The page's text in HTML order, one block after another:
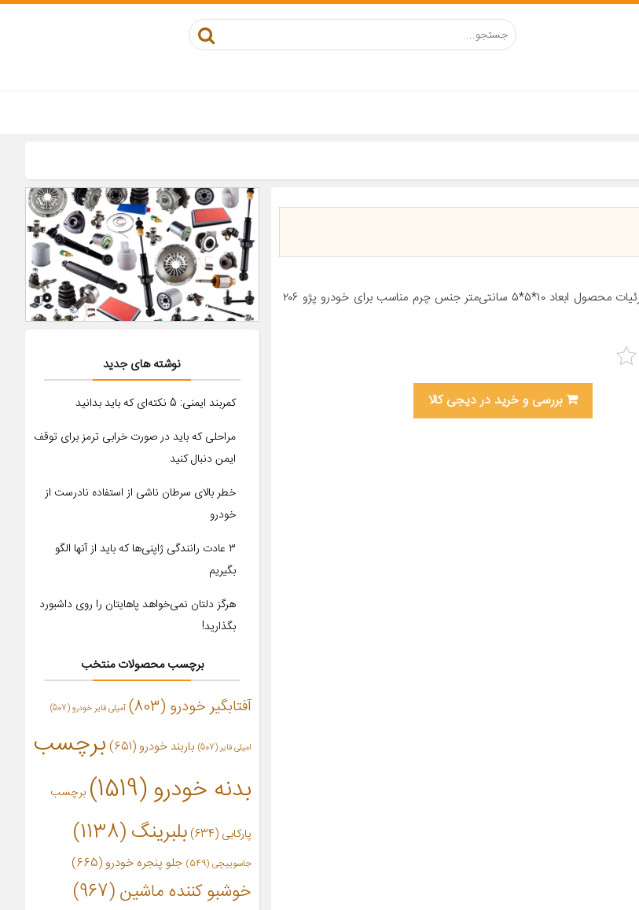
معرفی محصول جزئیات محصول ابعاد ۱۰*۵*۵ سانتی‌متر جنس چرم مناسب برای خودرو پژو ۲۰۶
بررسی و خرید در دیجی کالا
نوشته های جدید
کمربند ایمنی: 5 نکته‌ای که باید بدانید
مراحلی که باید در صورت خرابی ترمز برای توقف
ایمن دنبال کنید
خطر بالای سرطان ناشی از استفاده نادرست از
خودرو
۳ عادت رانندگی ژاپنی‌ها که باید از آنها الگو
بگیریم
هرگز دلتان نمی‌خواهد پاهایتان را روی داشبورد
بگذارید!
برچسب محصولات منتخب
آفتابگیر خودرو (803) آمپلی فایر خودرو(507)
امپلی فایر (507) باربند خودرو(651)
برچسب
بدنه خودرو(1519) برچسب
پارکابی (634) بلبرینگ(1138)
جاسوییچی (549) جلو پنجره خودرو (665)
خوشبو کننده ماشین(967)